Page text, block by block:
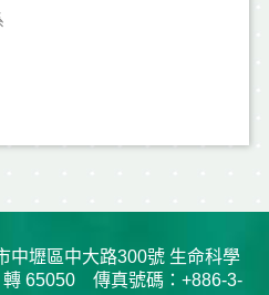
中壢區中大路300號 生命科學
轉 65050 傳真號碼：+886-3-